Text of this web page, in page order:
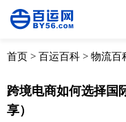
全部 物流
首页 > 百运百科 > 物流百
跨境电商如何选择国
享）